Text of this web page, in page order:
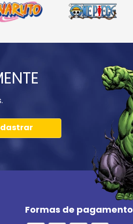
Formas de pagamento